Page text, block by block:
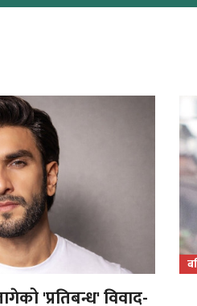
'प्रतिबन्ध' विवाद-